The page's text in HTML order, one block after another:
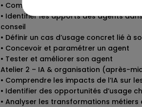
• Comprendre l’évolution du rôle du
• Identifier les apports des agents
conseil
• Définir un cas d’usage concret lié à
• Concevoir et paramétrer un agent
• Tester et améliorer son agent
Atelier 2 – IA & organisation (après-
• Comprendre les impacts de l’IA sur
• Identifier des opportunités d’usage
• Analyser les transformations